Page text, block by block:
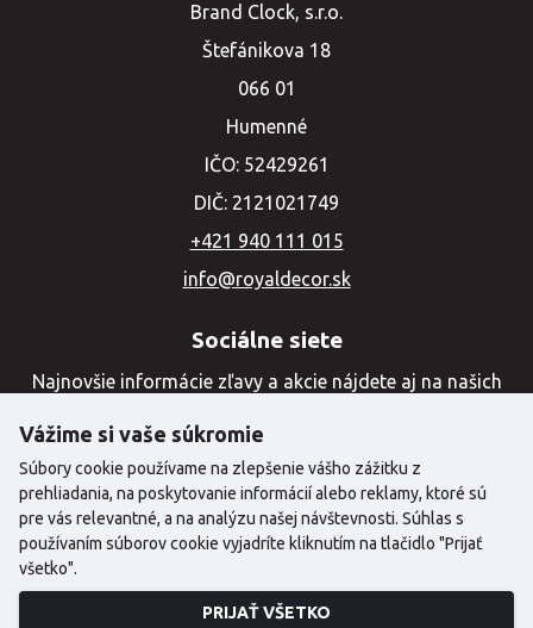
Brand Clock, s.r.o.
Štefánikova 18
066 01
Humenné
IČO: 52429261
DIČ: 2121021749
+421 940 111 015
info@royaldecor.sk
Sociálne siete
Najnovšie informácie zľavy a akcie nájdete aj na našich
©2024 Copyright | Royal Decor
Vážime si vaše súkromie
Súbory cookie používame na zlepšenie vášho zážitku z
prehliadania, na poskytovanie informácií alebo reklamy, ktoré sú
pre vás relevantné, a na analýzu našej návštevnosti. Súhlas s
používaním súborov cookie vyjadríte kliknutím na tlačidlo "Prijať
všetko".
PRIJAŤ VŠETKO